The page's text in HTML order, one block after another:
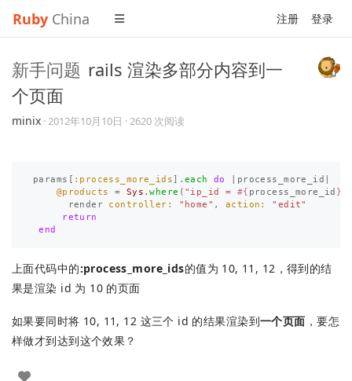
Ruby China 注册 登录
新手问题 rails 渲染多部分内容到一
个页面
minix ·2012年10月10日 · 2620 次阅读
params [ :process_more_ids ]. each do process_more_id
@products
= Sys .where ( "ip_id = #{ process_more_id }
render
controller: "home" , action: "edit"
return
end
上面代码中的:process_more_ids的值为 10, 11, 12，得到的结
果是渲染 id 为 10 的页面
如果要同时将 10, 11, 12 这三个 id 的结果渲染到一个页面 ，要怎
样做才到达到这个效果？